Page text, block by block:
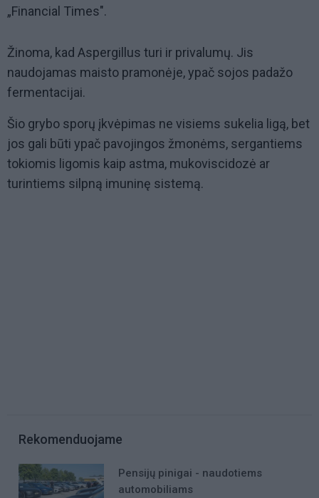
„Financial Times".
Žinoma, kad Aspergillus turi ir privalumų. Jis
naudojamas maisto pramonėje, ypač sojos padažo
fermentacijai.
Šio grybo sporų įkvėpimas ne visiems sukelia ligą, bet
jos gali būti ypač pavojingos žmonėms, sergantiems
tokiomis ligomis kaip astma, mukoviscidozė ar
turintiems silpną imuninę sistemą.
Rekomenduojame
Pensijų pinigai - naudotiems
automobiliams